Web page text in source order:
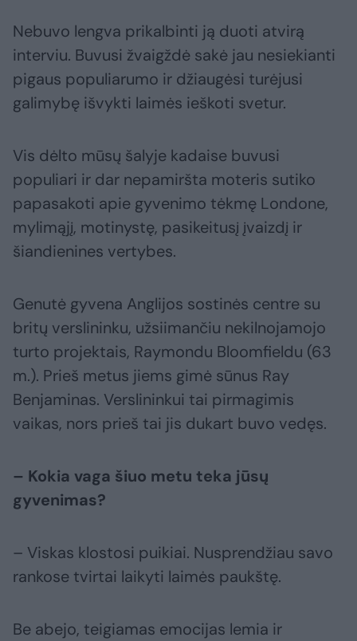
Nebuvo lengva prikalbinti ją duoti atvirą
interviu. Buvusi žvaigždė sakė jau nesiekianti
pigaus populiarumo ir džiaugėsi turėjusi
galimybę išvykti laimės ieškoti svetur.
Vis dėlto mūsų šalyje kadaise buvusi
populiari ir dar nepamiršta moteris sutiko
papasakoti apie gyvenimo tėkmę Londone,
mylimąjį, motinystę, pasikeitusį įvaizdį ir
šiandienines vertybes.
Genutė gyvena Anglijos sostinės centre su
britų verslininku, užsiimančiu nekilnojamojo
turto projektais, Raymondu Bloomfieldu (63
m.). Prieš metus jiems gimė sūnus Ray
Benjaminas. Verslininkui tai pirmagimis
vaikas, nors prieš tai jis dukart buvo vedęs.
– Kokia vaga šiuo metu teka jūsų
gyvenimas?
– Viskas klostosi puikiai. Nusprendžiau savo
rankose tvirtai laikyti laimės paukštę.
Be abejo, teigiamas emocijas lemia ir